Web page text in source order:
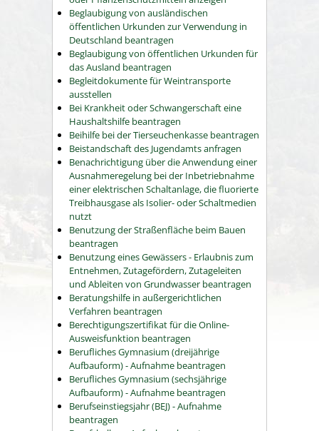
Beglaubigung von ausländischen
öffentlichen Urkunden zur Verwendung in
Deutschland beantragen
Beglaubigung von öffentlichen Urkunden für
das Ausland beantragen
Begleitdokumente für Weintransporte
ausstellen
Bei Krankheit oder Schwangerschaft eine
Haushaltshilfe beantragen
Beihilfe bei der Tierseuchenkasse beantragen
Beistandschaft des Jugendamts anfragen
Benachrichtigung über die Anwendung einer
Ausnahmeregelung bei der Inbetriebnahme
einer elektrischen Schaltanlage, die fluorierte
Treibhausgase als Isolier- oder Schaltmedien
nutzt
Benutzung der Straßenfläche beim Bauen
beantragen
Benutzung eines Gewässers - Erlaubnis zum
Entnehmen, Zutagefördern, Zutageleiten
und Ableiten von Grundwasser beantragen
Beratungshilfe in außergerichtlichen
Verfahren beantragen
Berechtigungszertifikat für die Online-
Ausweisfunktion beantragen
Berufliches Gymnasium (dreijährige
Aufbauform) - Aufnahme beantragen
Berufliches Gymnasium (sechsjährige
Aufbauform) - Aufnahme beantragen
Berufseinstiegsjahr (BEJ) - Aufnahme
beantragen